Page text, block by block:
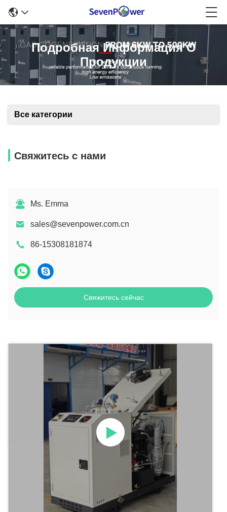
Подробная Информация О
Продукции
Все категории
Свяжитесь с нами
Ms. Emma
sales@sevenpower.com.cn
86-15308181874
Свяжитесь сейчас